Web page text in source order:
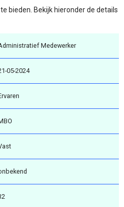
bieden. Bekijk hieronder de details
Medewerker
05-2024